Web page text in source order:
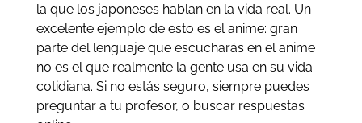
la que los japoneses hablan en la vida real. Un
excelente ejemplo de esto es el anime: gran
parte del lenguaje que escucharás en el anime
no es el que realmente la gente usa en su vida
cotidiana. Si no estás seguro, siempre puedes
preguntar a tu profesor, o buscar respuestas